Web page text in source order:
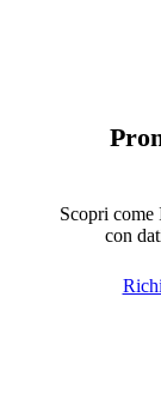
Scopri come
con